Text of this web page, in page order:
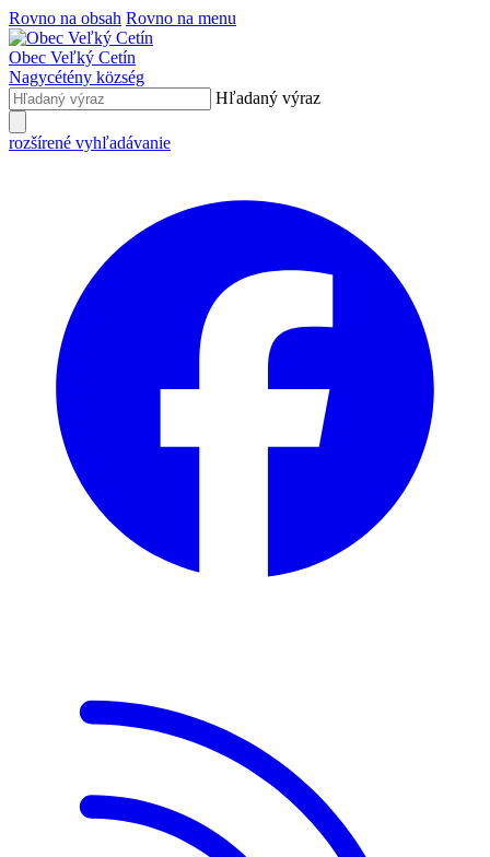
Rovno na obsah Rovno na menu
Obec Veľký Cetín
Nagycétény község
Hľadaný výraz
rozšírené vyhľadávanie